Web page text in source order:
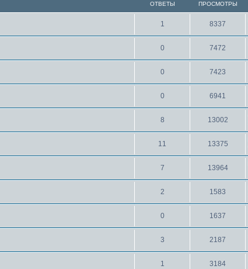
ОТВЕТЫ ПРОСМОТРЫ
1 8337
0 7472
0 7423
0 6941
8 13002
11 13375
7 13964
2 1583
0 1637
3 2187
1 3184